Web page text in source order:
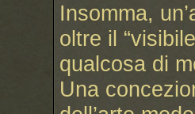
Insomma,
oltre il
qualcosa di
Una